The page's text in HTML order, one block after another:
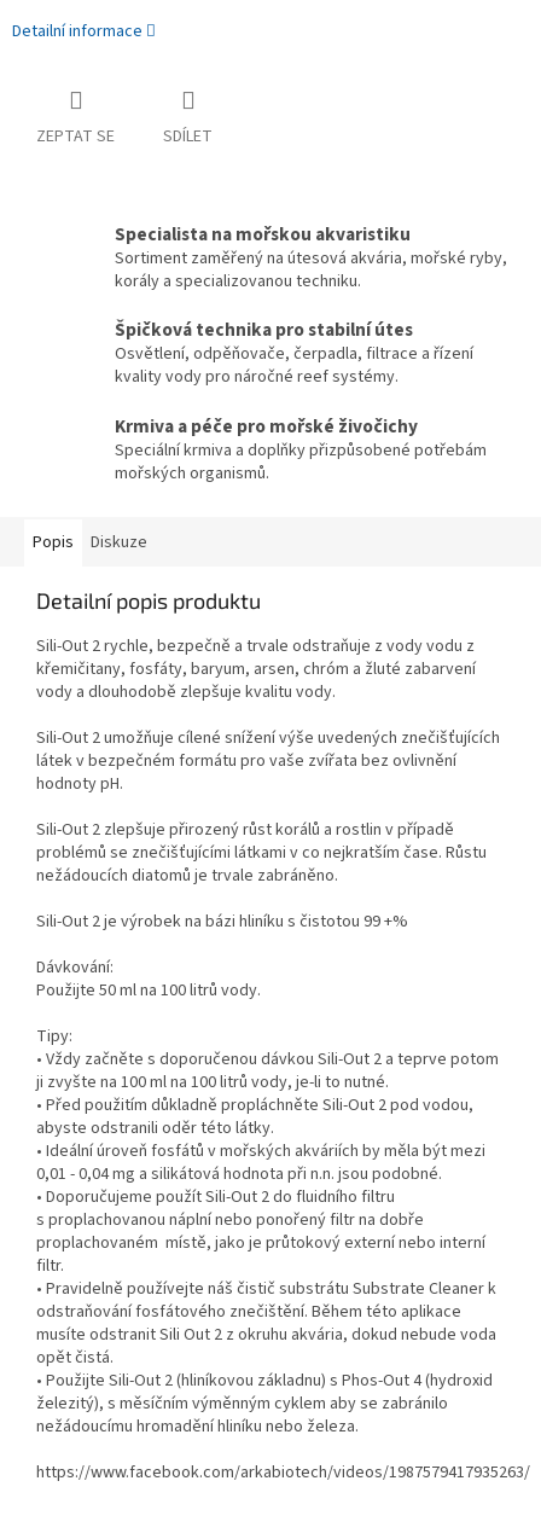
Detailní informace
ZEPTAT SE SDÍLET
Specialista na mořskou akvaristiku
Sortiment zaměřený na útesová akvária, mořské ryby,
korály a specializovanou techniku.
Špičková technika pro stabilní útes
Osvětlení, odpěňovače, čerpadla, filtrace a řízení
kvality vody pro náročné reef systémy.
Krmiva a péče pro mořské živočichy
Speciální krmiva a doplňky přizpůsobené potřebám
mořských organismů.
Popis Diskuze
Detailní popis produktu
Sili-Out 2 rychle, bezpečně a trvale odstraňuje z vody vodu z
křemičitany, fosfáty, baryum, arsen, chróm a žluté zabarvení
vody a dlouhodobě zlepšuje kvalitu vody.
Sili-Out 2 umožňuje cílené snížení výše uvedených znečišťujících
látek v bezpečném formátu pro vaše zvířata bez ovlivnění
hodnoty pH.
Sili-Out 2 zlepšuje přirozený růst korálů a rostlin v případě
problémů se znečišťujícími látkami v co nejkratším čase. Růstu
nežádoucích diatomů je trvale zabráněno.
Sili-Out 2 je výrobek na bázi hliníku s čistotou 99 +%
Dávkování:
Použijte 50 ml na 100 litrů vody.
Tipy:
• Vždy začněte s doporučenou dávkou Sili-Out 2 a teprve potom
ji zvyšte na 100 ml na 100 litrů vody, je-li to nutné.
• Před použitím důkladně propláchněte Sili-Out 2 pod vodou,
abyste odstranili oděr této látky.
• Ideální úroveň fosfátů v mořských akváriích by měla být mezi
0,01 - 0,04 mg a silikátová hodnota při n.n. jsou podobné.
• Doporučujeme použít Sili-Out 2 do fluidního filtru
s proplachovanou náplní nebo ponořený filtr na dobře
proplachovaném místě, jako je průtokový externí nebo interní
filtr.
• Pravidelně používejte náš čistič substrátu Substrate Cleaner k
odstraňování fosfátového znečištění. Během této aplikace
musíte odstranit Sili Out 2 z okruhu akvária, dokud nebude voda
opět čistá.
• Použijte Sili-Out 2 (hliníkovou základnu) s Phos-Out 4 (hydroxid
železitý), s měsíčním výměnným cyklem aby se zabránilo
nežádoucímu hromadění hliníku nebo železa.
https://www.facebook.com/arkabiotech/videos/1987579417935263/